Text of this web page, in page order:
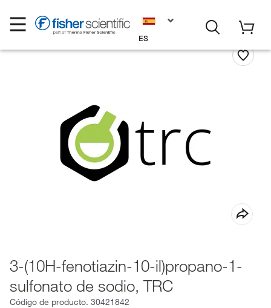
ES
3-(10H-fenotiazin-10-il)propano-1-
sulfonato de sodio, TRC
Código de producto. 30421842